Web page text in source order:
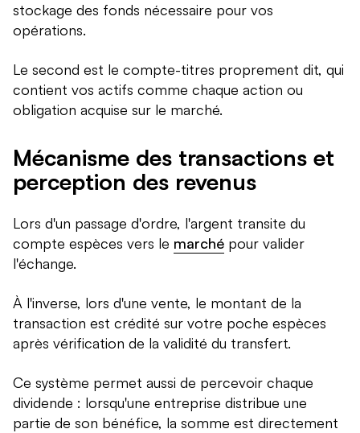
stockage des fonds nécessaire pour vos
opérations.
Le second est le compte-titres proprement dit, qui
contient vos actifs comme chaque action ou
obligation acquise sur le marché.
Mécanisme des transactions et
perception des revenus
Lors d'un passage d'ordre, l'argent transite du
compte espèces vers le marché pour valider
l'échange.
À l'inverse, lors d'une vente, le montant de la
transaction est crédité sur votre poche espèces
après vérification de la validité du transfert.
Ce système permet aussi de percevoir chaque
dividende : lorsqu'une entreprise distribue une
partie de son bénéfice, la somme est directement